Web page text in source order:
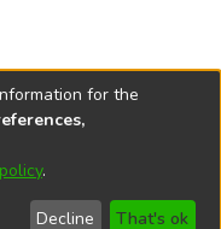
2026
End User
Send
for the
.
Decline That's ok